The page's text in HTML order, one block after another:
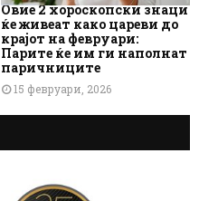
Овие 2 хороскопски знаци
ќе живеат како цареви до
крајот на февруари:
Парите ќе им ги наполнат
паричниците
15 февруари, 2026